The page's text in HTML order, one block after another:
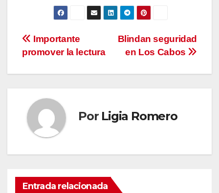
Navegación
de
Blindan seguridad
en Los Cabos
Importante
promover la lectura
Por Ligia Romero
Entrada relacionada